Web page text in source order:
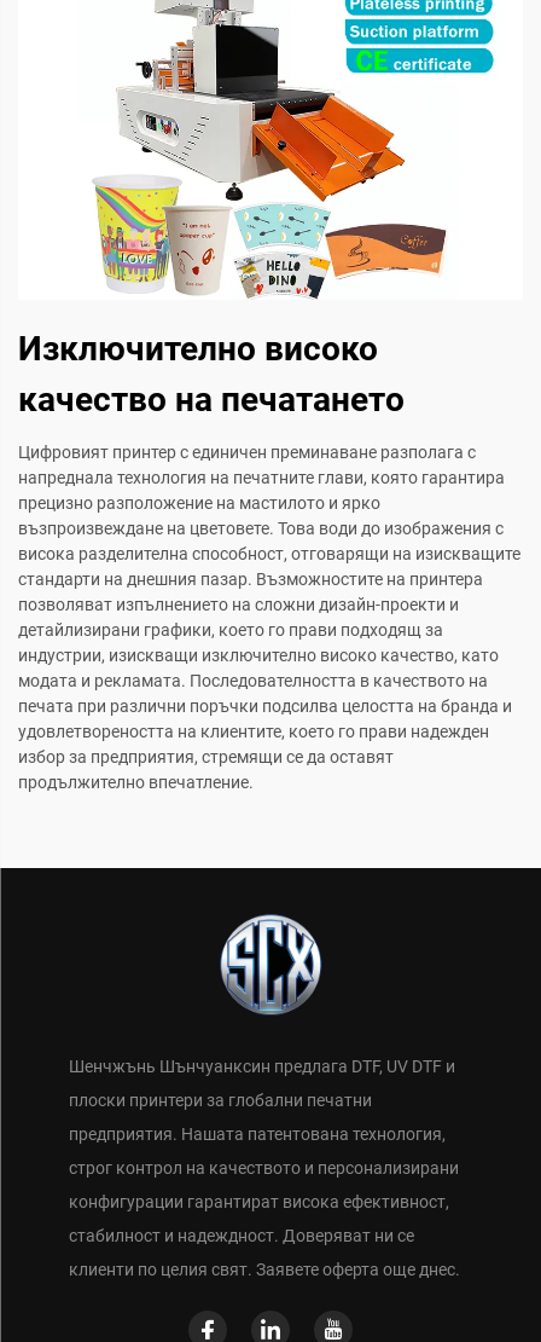
Изключително високо
качество на печатането
Цифровият принтер с единичен преминаване разполага с
напреднала технология на печатните глави, която гарантира
прецизно разположение на мастилото и ярко
възпроизвеждане на цветовете. Това води до изображения с
висока разделителна способност, отговарящи на изискващите
стандарти на днешния пазар. Възможностите на принтера
позволяват изпълнението на сложни дизайн-проекти и
детайлизирани графики, което го прави подходящ за
индустрии, изискващи изключително високо качество, като
модата и рекламата. Последователността в качеството на
печата при различни поръчки подсилва целостта на бранда и
удовлетвореността на клиентите, което го прави надежден
избор за предприятия, стремящи се да оставят
продължително впечатление.
Шенчжънь Шънчуанксин предлага DTF, UV DTF и
плоски принтери за глобални печатни
предприятия. Нашата патентована технология,
строг контрол на качеството и персонализирани
конфигурации гарантират висока ефективност,
стабилност и надеждност. Доверяват ни се
клиенти по целия свят. Заявете оферта още днес.